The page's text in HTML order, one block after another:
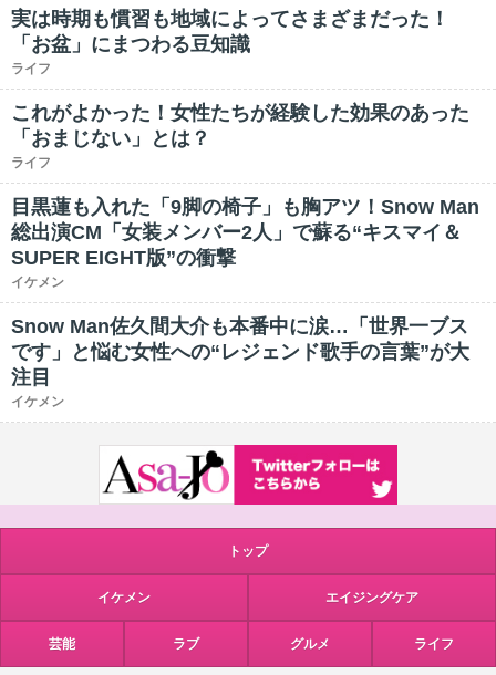
実は時期も慣習も地域によってさまざまだった！
「お盆」にまつわる豆知識
ライフ
これがよかった！女性たちが経験した効果のあった
「おまじない」とは？
ライフ
目黒蓮も入れた「9脚の椅子」も胸アツ！Snow Man
総出演CM「女装メンバー2人」で蘇る“キスマイ＆
SUPER EIGHT版”の衝撃
イケメン
Snow Man佐久間大介も本番中に涙…「世界一ブス
です」と悩む女性への“レジェンド歌手の言葉”が大
注目
イケメン
トップ
イケメン エイジングケア
芸能 ラブ グルメ ライフ